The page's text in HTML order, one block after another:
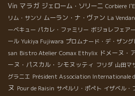
Vin マラガ ジェローム・ソリーニ Corbiere
リム・サンソ ムーラン・ナ・ヴァン La
ーベキュー パカレ・ファミリー ボジョレフェアー
ール Yukiya Fujiwara プロムナード・デ・ザング
san Bistro Atelier Comax Ethylix ドメーヌ・
ーヌ・パスカル・シモヌッティ フリダ 山田マ
グラニエ Président Association Internationale
ヌ Pour de Raisin サぺルリ・ポぺト イザベル・